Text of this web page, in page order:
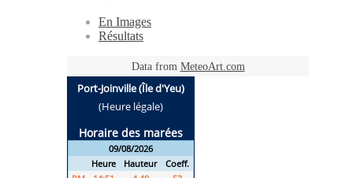
En Images
Résultats
Data from MeteoArt.com